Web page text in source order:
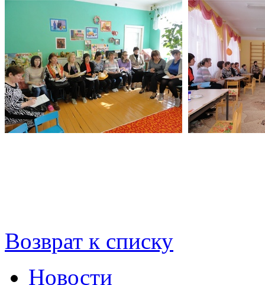
Возврат к списку
Новости